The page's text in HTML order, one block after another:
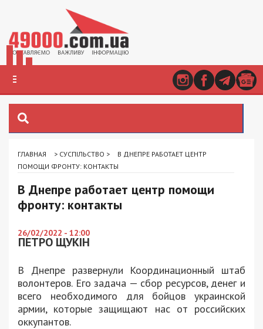
ГЛАВНАЯ > СУСПІЛЬСТВО >
В ДНЕПРЕ РАБОТАЕТ ЦЕНТР
ПОМОЩИ ФРОНТУ: КОНТАКТЫ
В Днепре работает центр помощи
фронту: контакты
26/02/2022 - 12:00
ПЕТРО ЩУКІН
В Днепре развернули Координационный штаб
волонтеров. Его задача — сбор ресурсов, денег и
всего необходимого для бойцов украинской
армии, которые защищают нас от российских
оккупантов.